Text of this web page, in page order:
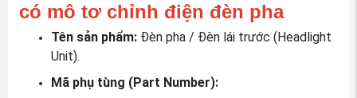
có mô tơ chỉnh điện đèn pha
Tên sản phẩm:Đèn pha / Đèn lái trước (Headlight
Unit).
Mã phụ tùng (Part Number):